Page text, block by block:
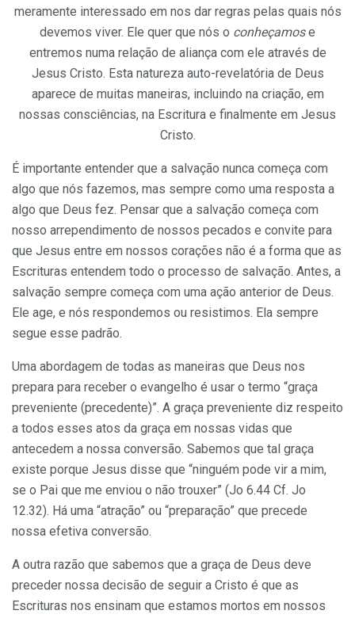
meramente interessado em nos dar regras pelas quais nós
devemos viver. Ele quer que nós o conheçamose
entremos numa relação de aliança com ele através de
Jesus Cristo. Esta natureza auto-revelatória de Deus
aparece de muitas maneiras, incluindo na criação, em
nossas consciências, na Escritura e finalmente em Jesus
Cristo.
É importante entender que a salvação nunca começa com
algo que nós fazemos, mas sempre como uma resposta a
algo que Deus fez. Pensar que a salvação começa com
nosso arrependimento de nossos pecados e convite para
que Jesus entre em nossos corações não é a forma que as
Escrituras entendem todo o processo de salvação. Antes, a
salvação sempre começa com uma ação anterior de Deus.
Ele age, e nós respondemos ou resistimos. Ela sempre
segue esse padrão.
Uma abordagem de todas as maneiras que Deus nos
prepara para receber o evangelho é usar o termo “graça
preveniente (precedente)”. A graça preveniente diz respeito
a todos esses atos da graça em nossas vidas que
antecedem a nossa conversão. Sabemos que tal graça
existe porque Jesus disse que “ninguém pode vir a mim,
se o Pai que me enviou o não trouxer” (Jo 6.44 Cf. Jo
12.32). Há uma “atração” ou “preparação” que precede
nossa efetiva conversão.
A outra razão que sabemos que a graça de Deus deve
preceder nossa decisão de seguir a Cristo é que as
Escrituras nos ensinam que estamos mortos em nossos